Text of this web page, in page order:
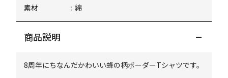
素材
綿
商品説明
8周年にちなんだかわいい蜂の柄ボーダーTシャツです。